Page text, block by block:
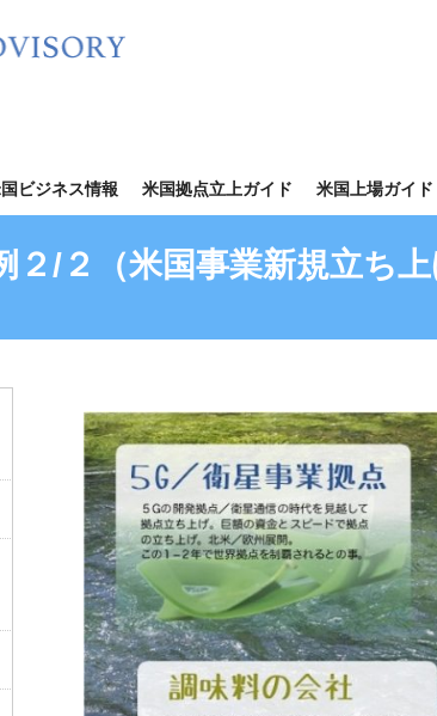
ビジネス情報 米国拠点立上ガイド 米国上場ガイド
２/２（米国事業新規立ち